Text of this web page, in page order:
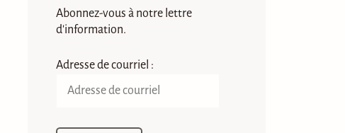
Abonnez-vous à notre lettre
d'information.
Adresse de courriel :